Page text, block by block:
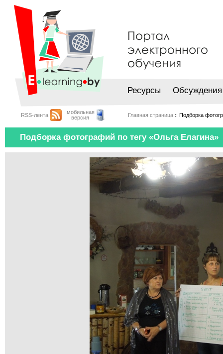
Ресурсы Обсуждения
RSS-лента
мобильная
версия
Главная страница :: Подборка
Подборка фотографий по тегу «Ольга Елагина»